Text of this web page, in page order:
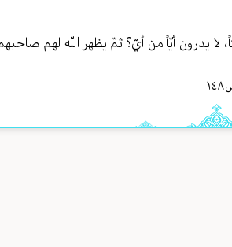
لا يدرون أيّاً من أيّ؟ ثمّ يظهر الله لهم